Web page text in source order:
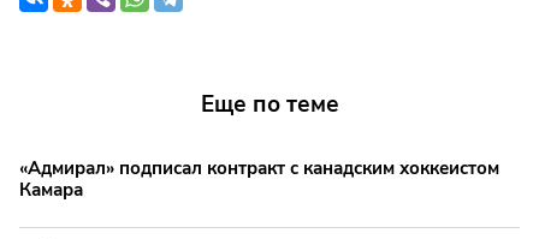
Еще по теме
«Адмирал» подписал контракт с канадским хоккеистом
Камара